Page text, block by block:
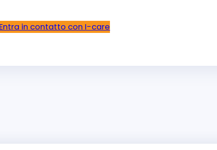
in contatto con I-care